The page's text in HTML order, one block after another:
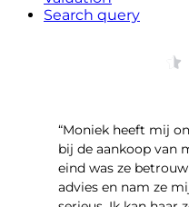
Search query
“Moniek heeft mij
bij de aankoop van
eind was ze
advies en nam ze